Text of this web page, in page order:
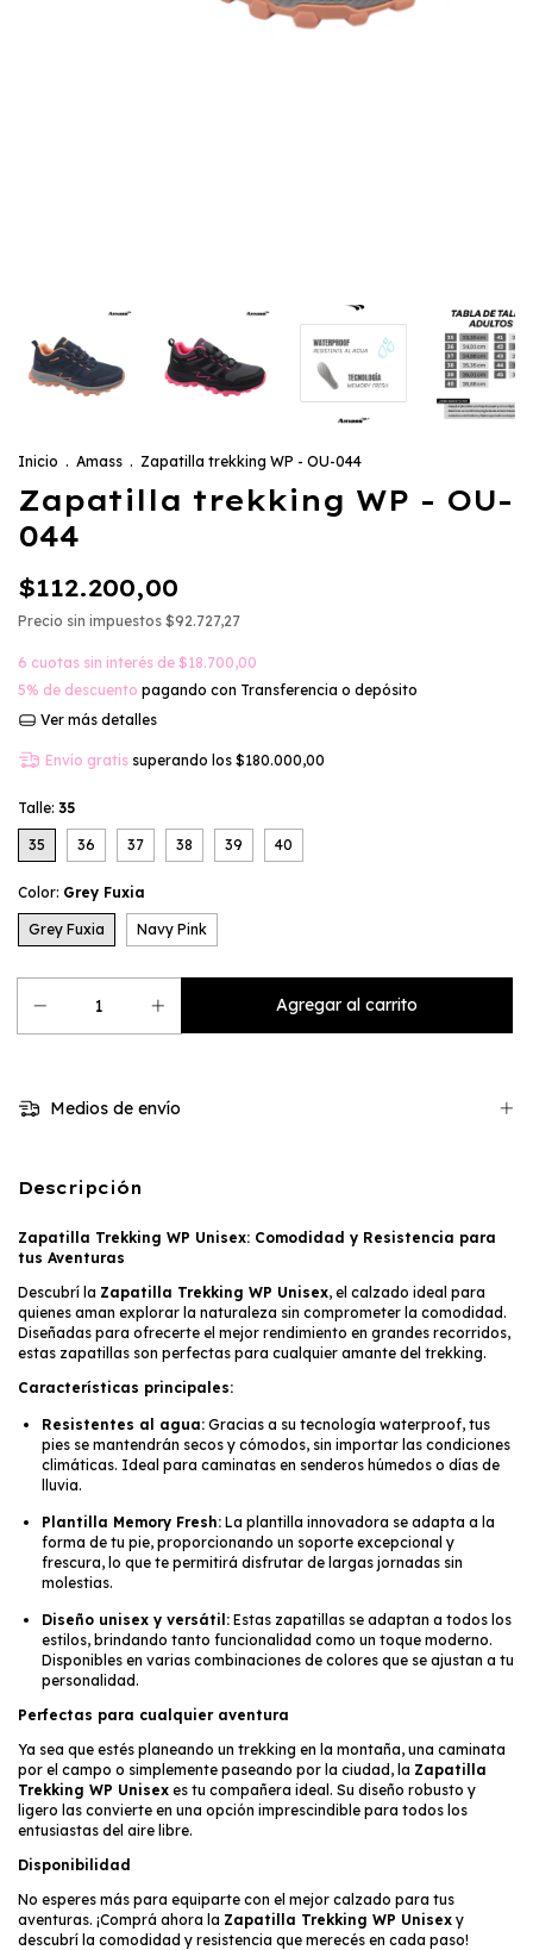
Inicio . Amass . Zapatilla trekking WP - OU-044
Zapatilla trekking WP - OU-
044
$112.200,00
Precio sin impuestos $92.727,27
6 cuotas sin interés de $18.700,00
5% de descuento pagando con Transferencia o depósito
Ver más detalles
Envío gratis superando los $180.000,00
Talle: 35
35 36 37 38 39 40
Color: Grey Fuxia
Grey Fuxia Navy Pink
Medios de envío
Descripción
Zapatilla Trekking WP Unisex: Comodidad y Resistencia para
tus Aventuras
Descubrí la Zapatilla Trekking WP Unisex, el calzado ideal para
quienes aman explorar la naturaleza sin comprometer la comodidad.
Diseñadas para ofrecerte el mejor rendimiento en grandes recorridos,
estas zapatillas son perfectas para cualquier amante del trekking.
Características principales:
Resistentes al agua: Gracias a su tecnología waterproof, tus
pies se mantendrán secos y cómodos, sin importar las condiciones
climáticas. Ideal para caminatas en senderos húmedos o días de
lluvia.
Plantilla Memory Fresh: La plantilla innovadora se adapta a la
forma de tu pie, proporcionando un soporte excepcional y
frescura, lo que te permitirá disfrutar de largas jornadas sin
molestias.
Diseño unisex y versátil: Estas zapatillas se adaptan a todos los
estilos, brindando tanto funcionalidad como un toque moderno.
Disponibles en varias combinaciones de colores que se ajustan a tu
personalidad.
Perfectas para cualquier aventura
Ya sea que estés planeando un trekking en la montaña, una caminata
por el campo o simplemente paseando por la ciudad, la Zapatilla
Trekking WP Unisex es tu compañera ideal. Su diseño robusto y
ligero las convierte en una opción imprescindible para todos los
entusiastas del aire libre.
Disponibilidad
No esperes más para equiparte con el mejor calzado para tus
aventuras. ¡Comprá ahora la Zapatilla Trekking WP Unisex y
descubrí la comodidad y resistencia que merecés en cada paso!